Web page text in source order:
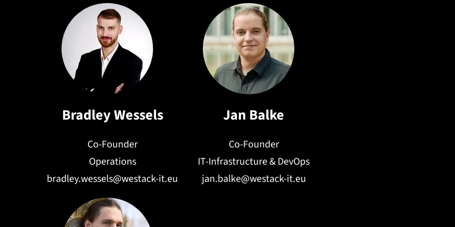
Bradley Wessels
Co-Founder
Operations
bradley.wessels@westack-it.eu
Jan Balke
Co-Founder
IT-Infrastructure & DevOps
jan.balke@westack-it.eu